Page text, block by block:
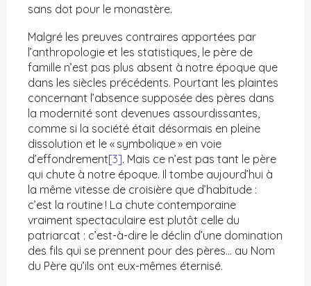
sans dot pour le monastère.
Malgré les preuves contraires apportées par
l’anthropologie et les statistiques, le père de
famille n’est pas plus absent à notre époque que
dans les siècles précédents. Pourtant les plaintes
concernant l’absence supposée des pères dans
la modernité sont devenues assourdissantes,
comme si la société était désormais en pleine
dissolution et le « symbolique » en voie
d’effondrement[3]. Mais ce n’est pas tant le père
qui chute à notre époque. Il tombe aujourd’hui à
la même vitesse de croisière que d’habitude :
c’est la routine ! La chute contemporaine
vraiment spectaculaire est plutôt celle du
patriarcat : c’est-à-dire le déclin d’une domination
des fils qui se prennent pour des pères… au Nom
du Père qu’ils ont eux-mêmes éternisé.